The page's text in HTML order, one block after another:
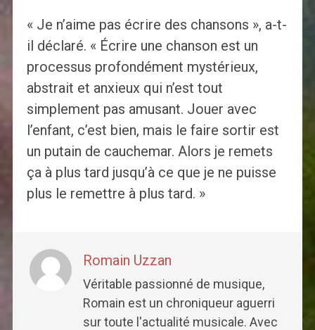
« Je n’aime pas écrire des chansons », a-t-
il déclaré. « Écrire une chanson est un
processus profondément mystérieux,
abstrait et anxieux qui n’est tout
simplement pas amusant. Jouer avec
l’enfant, c’est bien, mais le faire sortir est
un putain de cauchemar. Alors je remets
ça à plus tard jusqu’à ce que je ne puisse
plus le remettre à plus tard. »
Romain Uzzan
Véritable passionné de musique,
Romain est un chroniqueur aguerri
sur toute l'actualité musicale. Avec